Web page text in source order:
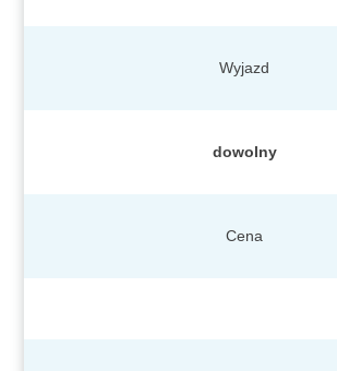
Wyjazd
dowolny
Cena